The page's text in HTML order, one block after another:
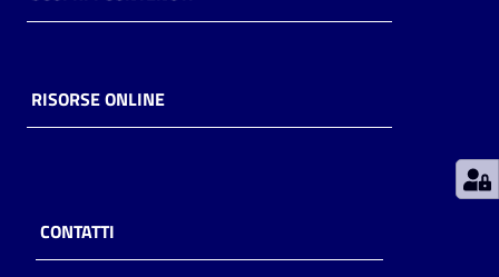
Decentrate
RISORSE ONLINE
CONTATTI